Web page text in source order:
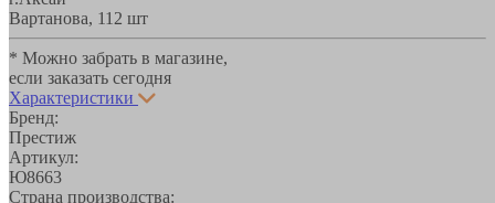
Вартанова, 11 2 шт
* Можно забрать в магазине,
если заказать сегодня
Характеристики
Бренд:
Престиж
Артикул:
Ю8663
Страна производства: